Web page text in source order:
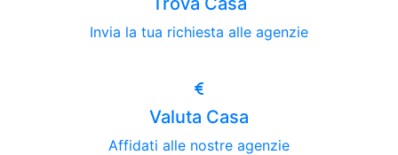
Invia la tua richiesta alle agenzie
Valuta Casa
Affidati alle nostre agenzie